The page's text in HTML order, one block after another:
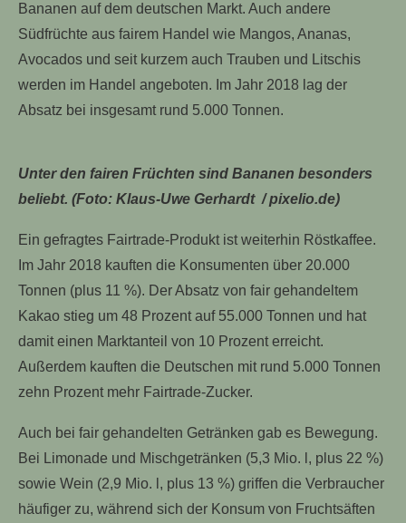
Bananen auf dem deutschen Markt. Auch andere
Südfrüchte aus fairem Handel wie Mangos, Ananas,
Avocados und seit kurzem auch Trauben und Litschis
werden im Handel angeboten. Im Jahr 2018 lag der
Absatz bei insgesamt rund 5.000 Tonnen.
Unter den fairen Früchten sind Bananen besonders
beliebt. (Foto: Klaus-Uwe Gerhardt / pixelio.de)
Ein gefragtes Fairtrade-Produkt ist weiterhin Röstkaffee.
Im Jahr 2018 kauften die Konsumenten über 20.000
Tonnen (plus 11 %). Der Absatz von fair gehandeltem
Kakao stieg um 48 Prozent auf 55.000 Tonnen und hat
damit einen Marktanteil von 10 Prozent erreicht.
Außerdem kauften die Deutschen mit rund 5.000 Tonnen
zehn Prozent mehr Fairtrade-Zucker.
Auch bei fair gehandelten Getränken gab es Bewegung.
Bei Limonade und Mischgetränken (5,3 Mio. l, plus 22 %)
sowie Wein (2,9 Mio. l, plus 13 %) griffen die Verbraucher
häufiger zu, während sich der Konsum von Fruchtsäften